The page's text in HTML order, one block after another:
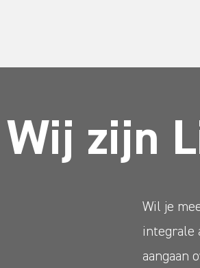
Wij zijn
Wil je
integrale
aangaan